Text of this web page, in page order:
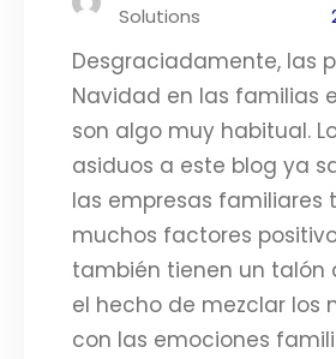
Solutions
Desgraciadamente, las
Navidad en las familias
son algo muy habitual.
asiduos a este blog ya
las empresas familiares
muchos factores
también tienen un talón
el hecho de mezclar los
con las emociones